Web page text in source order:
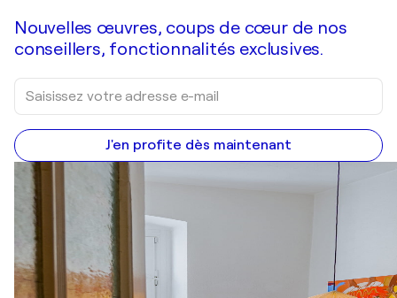
Nouvelles œuvres, coups de cœur de nos
conseillers, fonctionnalités exclusives.
J'en profite dès maintenant